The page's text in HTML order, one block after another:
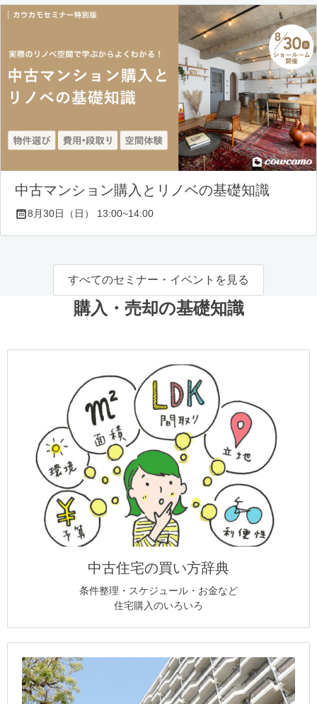
中古マンション購入とリノベの基礎知識
8月30日（日） 13:00~14:00
すべてのセミナー・イベントを見る
購入・売却の基礎知識
中古住宅の買い方辞典
条件整理・スケジュール・お金など
住宅購入のいろいろ